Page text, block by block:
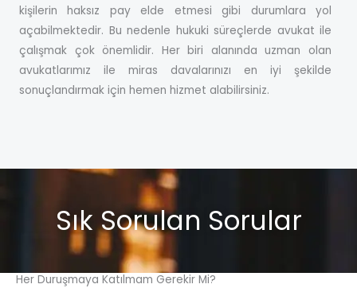
kişilerin haksız pay elde etmesi gibi durumlara yol
açabilmektedir. Bu nedenle hukuki süreçlerde avukat ile
çalışmak çok önemlidir. Her biri alanında uzman olan
avukatlarımız ile miras davalarınızı en iyi şekilde
sonuçlandırmak için hemen hizmet alabilirsiniz.
Sık Sorulan Sorular
Her Duruşmaya Katılmam Gerekir Mi?